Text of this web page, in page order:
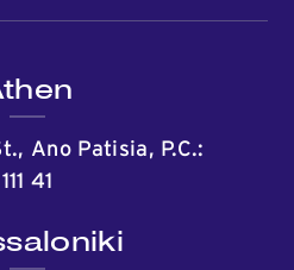
Ano Patisia, P.C.:
111 41